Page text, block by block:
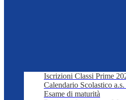
Iscrizioni Classi Prime
Calendario Scolastico
Esame di maturità